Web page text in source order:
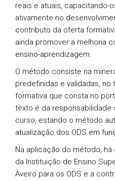
reais e atuais, capacitando-
ativamente no
contributo da oferta
ainda promover a melhoria
ensino-aprendizagem.
O método consiste na
predefinidas e validadas,
formativa que consta no
texto é da
curso, estando o método
atualização dos ODS em
Na aplicação do método,
da Instituição de Ensino
Aveiro para os ODS e a